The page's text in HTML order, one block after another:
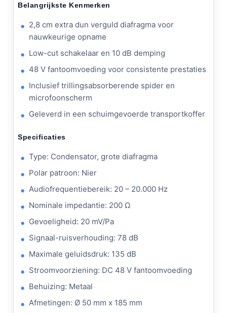
Belangrijkste Kenmerken
2,8 cm extra dun verguld diafragma voor
nauwkeurige opname
Low-cut schakelaar en 10 dB demping
48 V fantoomvoeding voor consistente prestaties
Inclusief trillingsabsorberende spider en
microfoonscherm
Geleverd in een schuimgevoerde transportkoffer
Specificaties
Type: Condensator, grote diafragma
Polar patroon: Nier
Audiofrequentiebereik: 20 – 20.000 Hz
Nominale impedantie: 200 Ω
Gevoeligheid: 20 mV/Pa
Signaal-ruisverhouding: 78 dB
Maximale geluidsdruk: 135 dB
Stroomvoorziening: DC 48 V fantoomvoeding
Behuizing: Metaal
Afmetingen: Ø 50 mm x 185 mm